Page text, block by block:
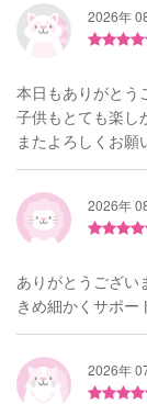
2026年
本日もありがとう
子供もとても楽し
またよろしくお願
2026年
ありがとうござい
きめ細かくサポー
2026年